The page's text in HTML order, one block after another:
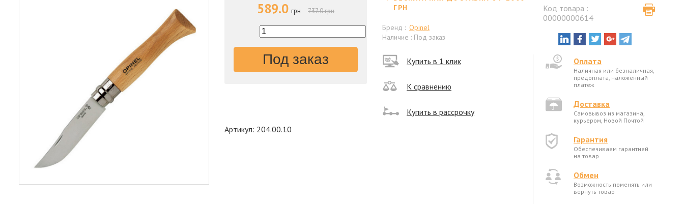
Код товара :
00000000614
Оплата
Наличная или безналичная,
предоплата, наложенный
платеж
Доставка
Самовывоз из магазина,
курьером, Новой Почтой
Гарантия
Обеспечиваем гарантией
на товар
Обмен
Возможность поменять или
вернуть товар
ГРН
Бренд : Opinel
Наличие : Под заказ
589.0 грн 737.0 грн
Под заказ Купить в 1 клик
К сравнению
Купить в рассрочку
Артикул: 204.00.10